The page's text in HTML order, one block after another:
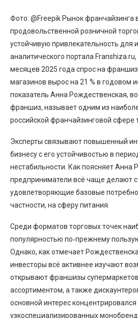
Фото: @Freepik Рынок франчайзинга
продовольственной розничной
устойчивую привлекательность для
аналитического портала
месяцев 2025 года спрос на
магазинов вырос на 21 % в годовом
показатель Анна Рождественская,
франшиз, называет одним из
российской франчайзинговой сфере
Эксперты связывают повышенный
бизнесу с его устойчивостью в
нестабильности. Как поясняет Анна
предприниматели всё чаще делают
удовлетворяющие базовые
частности, на сферу питания.
Среди форматов торговых точек
популярностью по‑прежнему
Однако, как отмечает
инвесторы всё активнее изучают
открывают франшизы
ассортиментом, а также
основной интерес концентрировался
узкоспециализированных